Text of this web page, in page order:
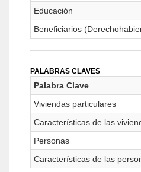
Educación
Beneficiarios
PALABRAS CLAVES
Palabra Clave
Viviendas particulares
Características de las
Personas
Características de las